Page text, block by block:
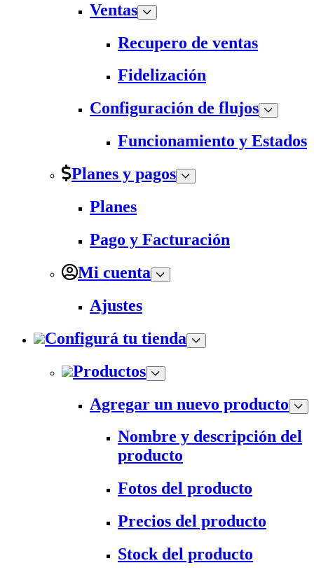
Ventas
Recupero de ventas
Fidelización
Configuración de flujos
Funcionamiento y Estados
Planes y pagos
Planes
Pago y Facturación
Mi cuenta
Ajustes
Configurá tu tienda
Productos
Agregar un nuevo producto
Nombre y descripción del
producto
Fotos del producto
Precios del producto
Stock del producto